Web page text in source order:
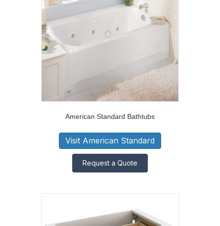
American Standard Bathtubs
Visit American Standard
Request a Quote